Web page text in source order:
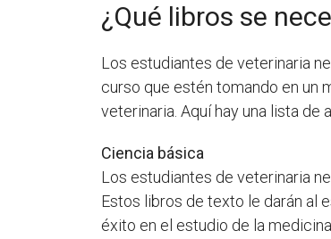
¿Qué libros se
Los estudiantes de veterinaria
curso que estén tomando en un
veterinaria. Aquí hay una lista de
Ciencia básica
Los estudiantes de veterinaria
Estos libros de texto le darán al
éxito en el estudio de la